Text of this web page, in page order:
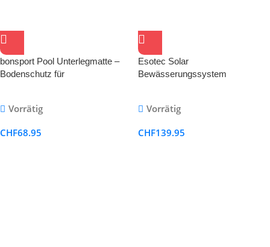
bonsport Pool Unterlegmatte –
Bodenschutz für
Vorrätig
CHF68.95
Esotec Solar
Bewässerungssystem
Vorrätig
CHF139.95